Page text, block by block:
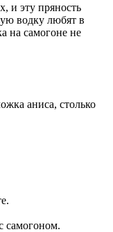
и эту пряность
водку любят в
на самогоне не
аниса, столько
самогоном.